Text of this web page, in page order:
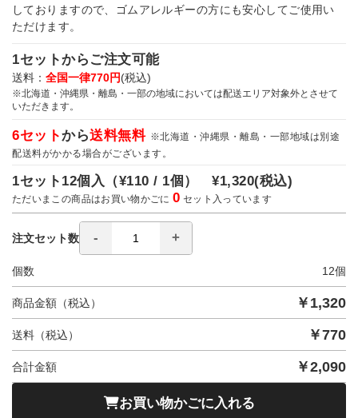
しておりますので、ゴムアレルギーの方にも安心してご使用い
ただけます。
1セットからご注文可能
送料： 全国一律770円(税込)
※北海道・沖縄県・離島・一部の地域においては配送エリア対象外とさせて
いただきます。
6セットから送料無料 ※北海道・沖縄県・離島・一部地域は別途
配送料がかかる場合がございます。
1セット12個入（¥110 / 1個）¥1,320(税込)
ただいまこの商品はお買い物かごに0 セット入っています
注文セット数
個数 12個
商品金額（税込） ￥ 1,320
送料（税込） ￥770
合計金額 ￥2,090
お買い物かごに入れる